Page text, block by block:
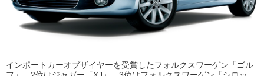
インポートカーオブザイヤーを受賞したフォルクスワーゲン「ゴル